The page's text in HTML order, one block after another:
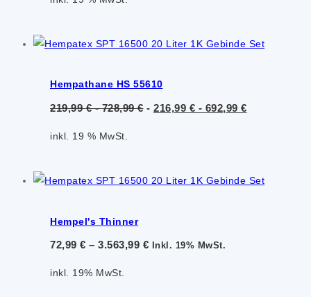
Hempathane HS 55610
219,99€-728,99€- 216,99 € - 692,99 €
inkl. 19 % MwSt.
Hempel's Thinner
72,99 € – 3.563,99 € Inkl. 19% MwSt.
inkl. 19% MwSt.